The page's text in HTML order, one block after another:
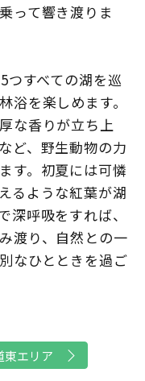
って響き渡りま
すべての湖を巡
浴を楽しめます。
な香りが立ち上
ど、野生動物の力
す。初夏には可憐
るような紅葉が湖
深呼吸をすれば、
渡り、自然との一
なひとときを過ご
東エリア